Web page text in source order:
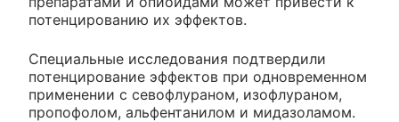
потенцированию их эффектов.
Специальные исследования подтвердили
потенцирование эффектов при одновременном
применении с севофлураном, изофлураном,
пропофолом, альфентанилом и мидазоламом.